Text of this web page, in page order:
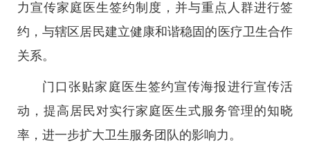
力宣传家庭医生签约制度，并与重点人群进行签
约，与辖区居民建立健康和谐稳固的医疗卫生合作
关系。
门口张贴家庭医生签约宣传海报进行宣传活
动，提高居民对实行家庭医生式服务管理的知晓
率，进一步扩大卫生服务团队的影响力。